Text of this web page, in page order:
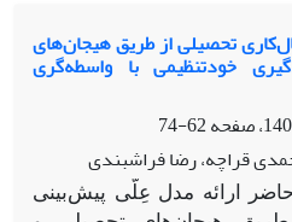
تحصیلی از طریق هیجان‌های
خودتنظیمی با واسطه‌گری
62-74
قراچه، رضا فراشبندی
ارائه مدل عِلّى پیش‌بینی